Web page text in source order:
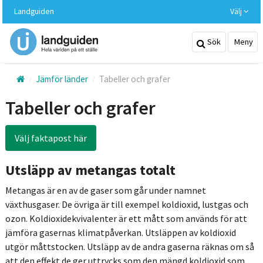
huvudinnehållet
Landguiden Välj
Sök Meny
Jämför länder Tabeller och grafer
Tabeller och grafer
Välj faktapost här
Utsläpp av metangas totalt
Metangas är en av de gaser som går under namnet
växthusgaser. De övriga är till exempel koldioxid, lustgas och
ozon. Koldioxidekvivalenter är ett mått som används för att
jämföra gasernas klimatpåverkan. Utsläppen av koldioxid
utgör måttstocken. Utsläpp av de andra gaserna räknas om så